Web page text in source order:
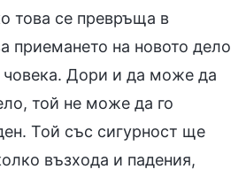
това се превръща в
приемането на новото дело
човека. Дори и да може да
той не може да го
Той със сигурност ще
възхода и падения,